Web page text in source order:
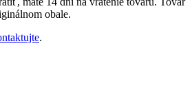
obale.
.